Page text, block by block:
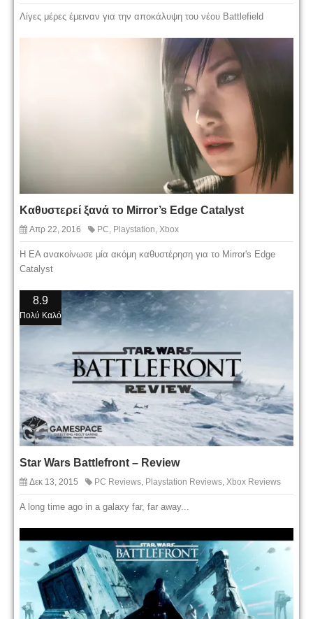
Λίγες μέρες έμειναν για την αποκάλυψη του νέου Battlefield
Καθυστερεί ξανά το Mirror’s Edge Catalyst
Απρ 22, 2016 PC Playstation Xbox
H EA ανακοίνωσε μία ακόμη καθυστέρηση για το Mirror's Edge
Catalyst
8.9
Πολύ Καλό
Star Wars Battlefront – Review
Δεκ 13, 2015 PC Reviews Playstation Reviews Xbox Reviews
A long time ago in a galaxy far, far away...